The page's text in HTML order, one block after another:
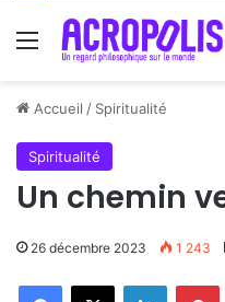
Menu
Accueil / Spiritualité
Spiritualité
Un chemin
26 décembre 2023 1 243
Linkedin